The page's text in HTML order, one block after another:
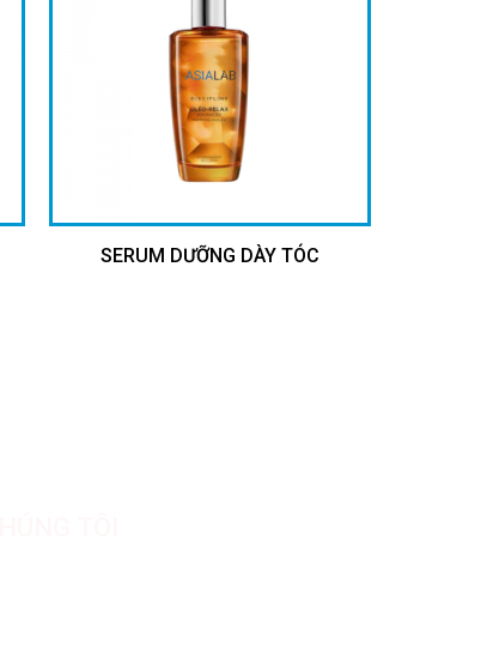
SERUM DƯỠNG DÀY TÓC